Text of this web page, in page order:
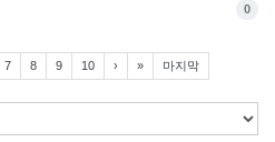
0
7 8 9 10 › » 마지막
색